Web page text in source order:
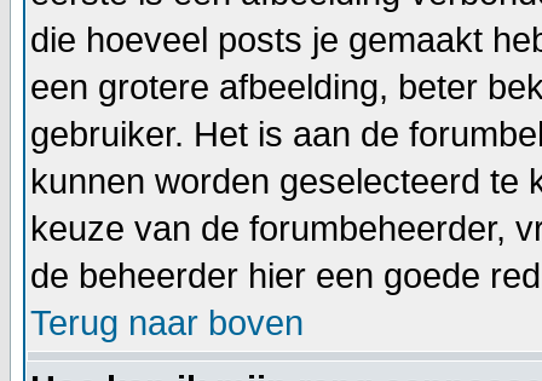
die hoeveel posts je gemaakt
een grotere afbeelding, beter
gebruiker. Het is aan de
kunnen worden geselecteerd te
keuze van de forumbeheerder,
de beheerder hier een goede
Terug naar boven